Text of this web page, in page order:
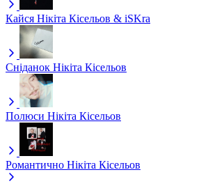
Кайся Нікіта Кісельов & iSKra
Сніданок Нікіта Кісельов
Полюси Нікіта Кісельов
Романтично Нікіта Кісельов